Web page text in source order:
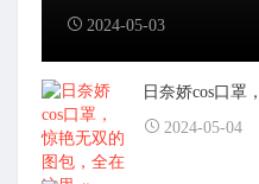
2024-05-03
日奈娇cos口罩
2024-05-04